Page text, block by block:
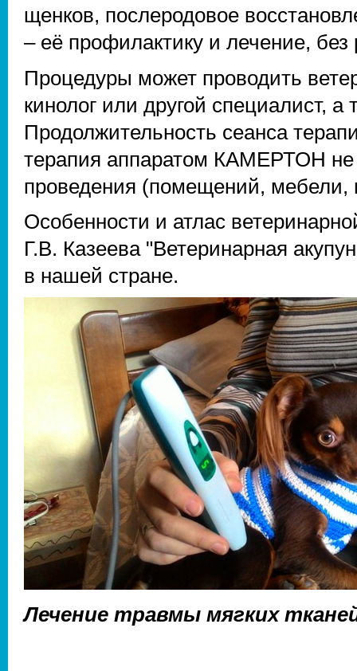
щенков, послеродовое
– её профилактику и лечение, без
Процедуры может проводить
кинолог или другой специалист, а
Продолжительность сеанса
терапия аппаратом КАМЕРТОН не
проведения (помещений,
Особенности и атлас
Г.В. Казеева "Ветеринарная
в нашей стране.
Лечение травмы мягких